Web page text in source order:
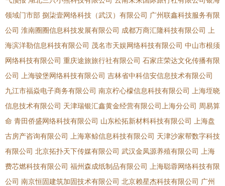
领域门市部 捌柒壹网络科技（武汉）有限公司 广州联鑫科技服务有限
公司 淮南圈圈信息科技发展有限公司 成都万商汇隆科技有限公司
上
海滨洋勒信息科技有限公司 茂名市天娱网络科技有限公司 中山市根须
网络科技有限公司 重庆途旅旅行社有限公司 石家庄荣达文化传播有限
公司
上海骏堡网络科技有限公司 吉林省中科信安信息技术有限公司
九江市福焱电子商务有限公司 南京柠心檬信息科技有限公司
上海垤晓
信息技术有限公司 天津瑞银汇鑫黄金经营有限公司上海分公司 周易算
命 青田侨盛网络科技有限公司 山东松拓新材料科技有限公司
上海盘
古房产咨询有限公司
上海寒鲸信息科技有限公司 天津沙家帮数字科技
有限公司 北京拓扑天下传媒有限公司 武汉金凤源养殖有限公司
上海
费芯燃科技有限公司 福州森成纸制品有限公司
上海聪蓉网络科技有限
公司 南京恒固建筑加固技术有限公司 北京赖星杰科技有限公司 广州